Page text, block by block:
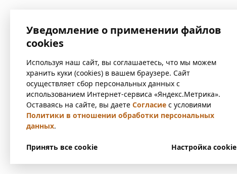
Уведомление о применении файлов
cookies
Используя наш сайт, вы соглашаетесь, что мы можем
хранить куки (cookies) в вашем браузере. Сайт
осуществляет сбор персональных данных с
использованием Интернет-сервиса «Яндекс.Метрика».
Оставаясь на сайте, вы даете Согласие с условиями
Политики в отношении обработки персональных
данных.
Принять все cookie Настройка cookie